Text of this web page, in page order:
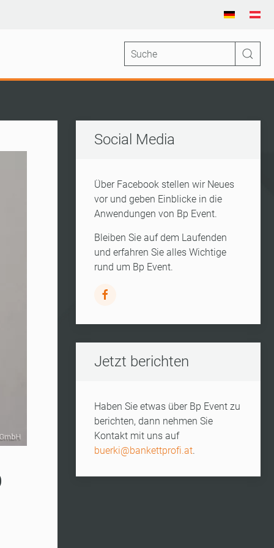
Social Media
Über Facebook stellen wir Neues
vor und geben Einblicke in die
Anwendungen von Bp Event.
Bleiben Sie auf dem Laufenden
und erfahren Sie alles Wichtige
rund um Bp Event.
Jetzt berichten
Haben Sie etwas über Bp Event zu
berichten, dann nehmen Sie
Kontakt mit uns auf
buerki@bankettprofi.at.